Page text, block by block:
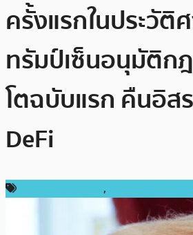
ครั้งแรกในประวัติ
ทรัมป์เซ็นอนุมัติก
โตฉบับแรก คืนอิส
DeFi
,